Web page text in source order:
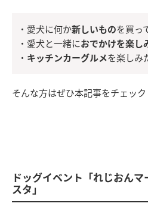
・愛犬に何か新しいものを買っ
・愛犬と一緒におでかけを楽し
・ キッチンカーグルメを楽しみ
そんな方はぜひ本記事をチェッ
ドッグイベント「れじおん
スタ」